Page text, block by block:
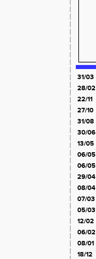
31/03
28/02
22/11
27/10
31/08
30/06
13/05
06/05
06/05
29/04
08/04
07/03
05/03
12/02
06/02
08/01
18/12